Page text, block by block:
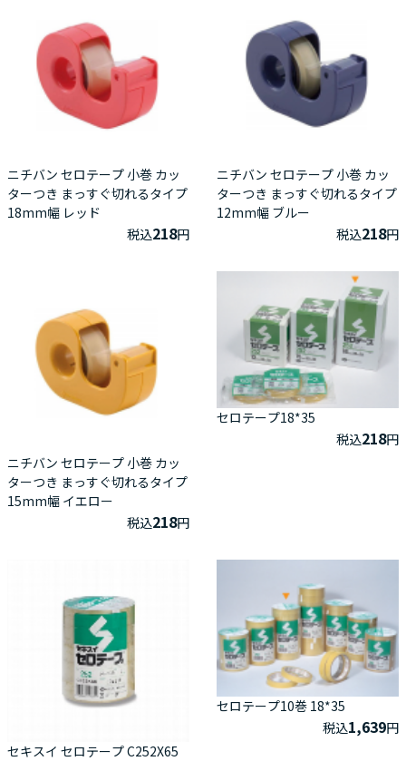
ニチバン セロテープ 小巻 カッ
ターつき まっすぐ切れるタイプ
18mm幅 レッド
税込218円
ニチバン セロテープ 小巻 カッ
ターつき まっすぐ切れるタイプ
12mm幅 ブルー
税込218円
ニチバン セロテープ 小巻 カッ
ターつき まっすぐ切れるタイプ
15mm幅 イエロー
税込218円
セロテープ18*35
税込218円
セキスイ セロテープ C252X65
セロテープ10巻 18*35
税込1,639円